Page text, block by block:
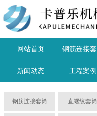
网站首页 钢筋连接
新闻动态 工程案例
钢筋连接套筒 直螺纹套筒